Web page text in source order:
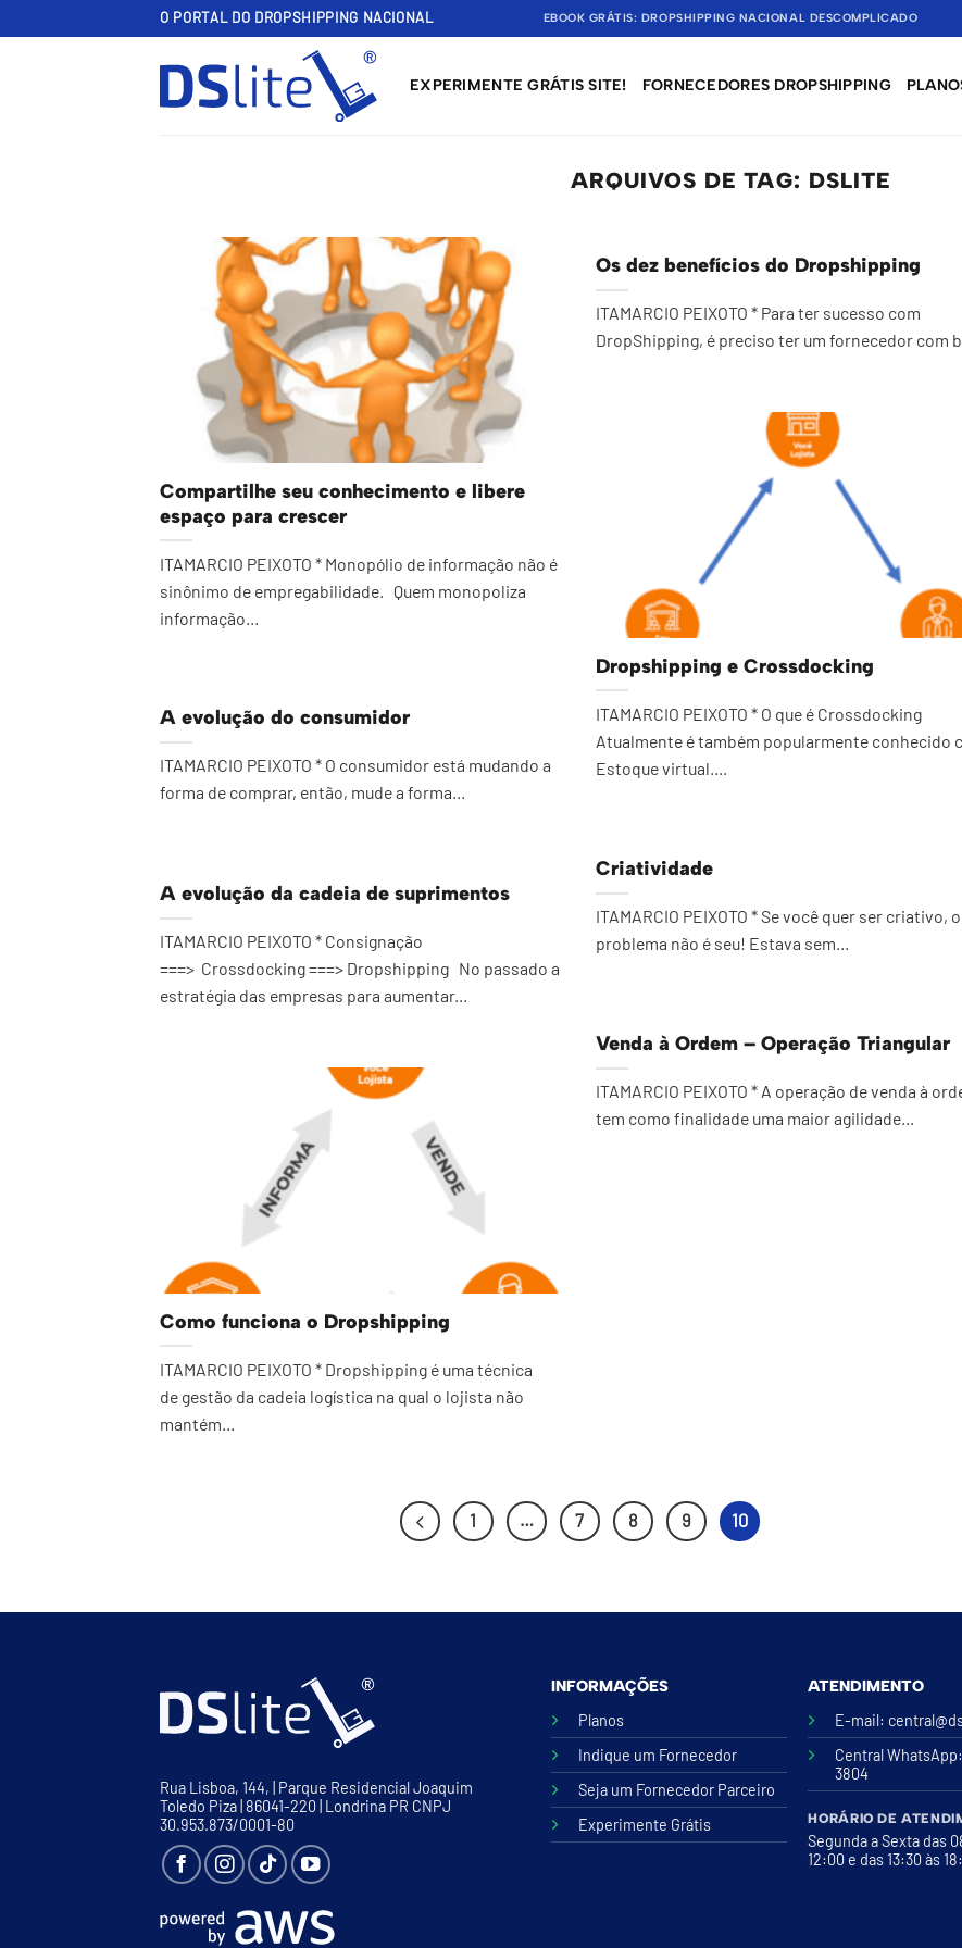
to
O PORTAL DO DROPSHIPPING NACIONAL EBOOK GRÁTIS: DROPSHIPPING NACIONAL DESCOMPLICADO
EXPERIMENTE GRÁTIS SITE! FORNECEDORES DROPSHIPPING
ARQUIVOS DE TAG: DSLITE
Compartilhe seu conhecimento e libere
espaço para crescer
ITAMARCIO PEIXOTO * Monopólio de informação não é
sinônimo de empregabilidade. Quem monopoliza
informação...
Os dez benefícios do Dropshipping
ITAMARCIO PEIXOTO * Para ter sucesso com
DropShipping, é preciso ter um fornecedor com
Dropshipping e Crossdocking
ITAMARCIO PEIXOTO * O que é Crossdocking
Atualmente é também popularmente conhecido
Estoque virtual....
A evolução do consumidor
ITAMARCIO PEIXOTO * O consumidor está mudando a
forma de comprar, então, mude a forma...
Criatividade
ITAMARCIO PEIXOTO * Se você quer ser criativo, o
problema não é seu! Estava sem...
A evolução da cadeia de suprimentos
ITAMARCIO PEIXOTO * Consignação
===> Crossdocking ===> Dropshipping No passado a
estratégia das empresas para aumentar...
Venda à Ordem – Operação Triangular
ITAMARCIO PEIXOTO * A operação de venda à
tem como finalidade uma maior agilidade...
Como funciona o Dropshipping
ITAMARCIO PEIXOTO * Dropshipping é uma técnica
de gestão da cadeia logística na qual o lojista não
mantém...
1 … 7 8 9 10
Rua Lisboa, 144, | Parque Residencial Joaquim
Toledo Piza | 86041-220 | Londrina PR CNPJ
30.953.873/0001-80
INFORMAÇÕES
Planos
Indique um Fornecedor
Seja um Fornecedor Parceiro
Experimente Grátis
ATENDIMENTO
E-mail:
Central WhatsApp
3804
HORÁRIO DE
Segunda a Sexta das
12:00 e das 13:30 às